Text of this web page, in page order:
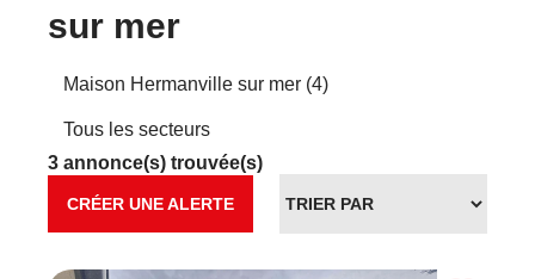
sur mer
Maison Hermanville sur mer (4)
Tous les secteurs
3 annonce(s) trouvée(s)
CRÉER UNE ALERTE